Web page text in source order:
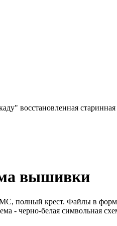
вышивки
полный крест. Файлы в
- черно-белая символьная